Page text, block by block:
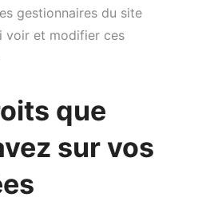
gestionnaires du site
voir et modifier ces
que
sur vos